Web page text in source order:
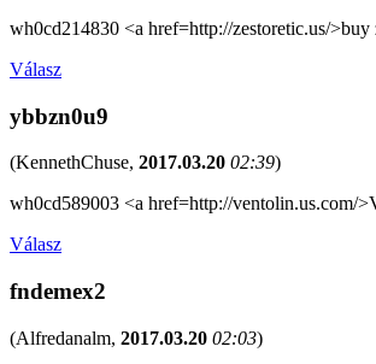
wh0cd214830 <a href=http://zestoretic.us/>buy
Válasz
ybbzn0u9
(KennethChuse, 2017.03.20 02:39)
wh0cd589003 <a href=http://ventolin.us.com/
Válasz
fndemex2
(Alfredanalm, 2017.03.20 02:03)